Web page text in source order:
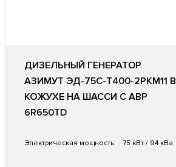
ДИЗЕЛЬНЫЙ ГЕНЕРАТОР
АЗИМУТ ЭД-75С-Т400-2РКМ11 В
КОЖУХЕ НА ШАССИ С АВР
6R650TD
Электрическая мощность: 75 кВт / 94 кВа